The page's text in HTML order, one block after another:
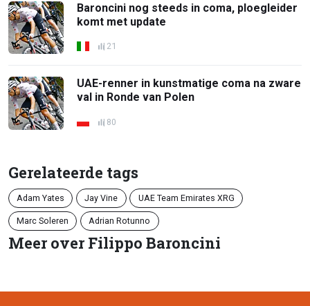
Baroncini nog steeds in coma, ploegleider
komt met update
21
UAE-renner in kunstmatige coma na zware
val in Ronde van Polen
80
Gerelateerde tags
Adam Yates Jay Vine UAE Team Emirates XRG
Marc Soleren Adrian Rotunno
Meer over Filippo Baroncini